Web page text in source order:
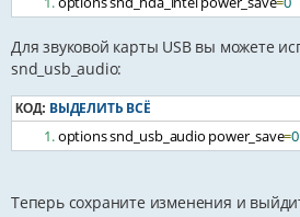
Для звуковой карты USB вы можете
snd_usb_audio:
КОД: ВЫДЕЛИТЬ ВСЁ
options snd_usb_audio power_save=0
Теперь сохраните изменения и